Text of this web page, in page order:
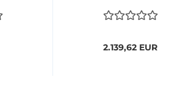
2.139,62 EUR